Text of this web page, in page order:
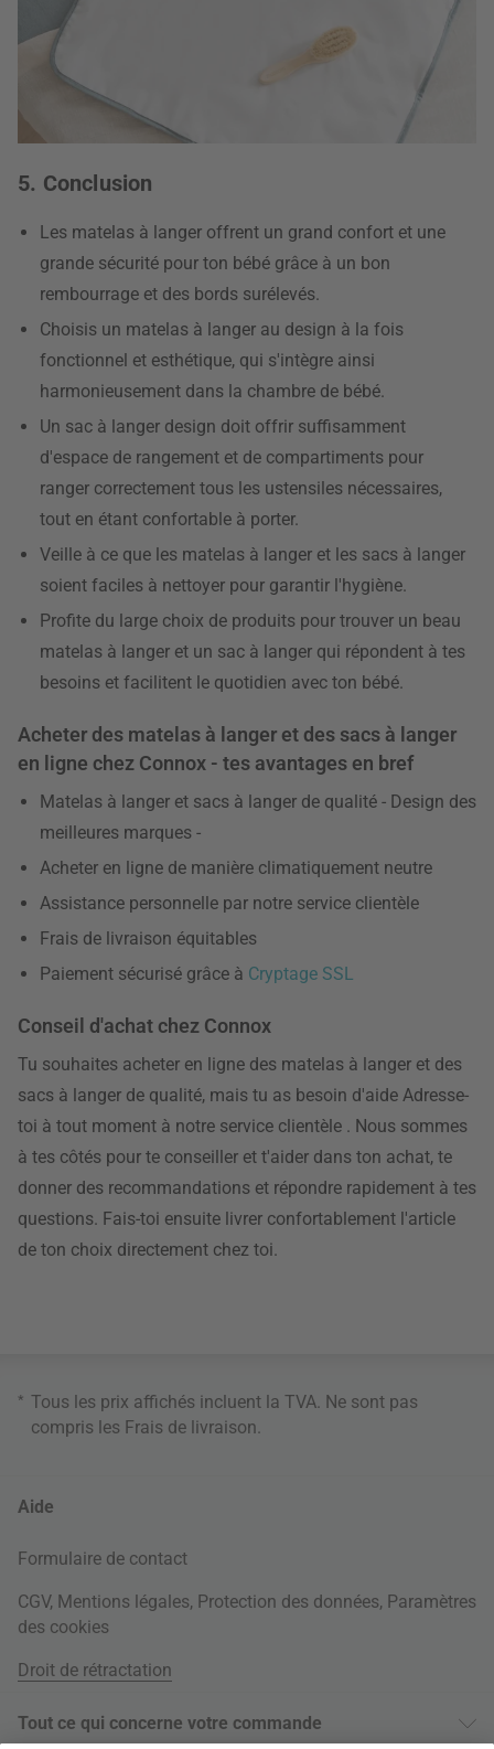
5. Conclusion
Les matelas à langer offrent un grand confort et une
grande sécurité pour ton bébé grâce à un bon
rembourrage et des bords surélevés.
Choisis un matelas à langer au design à la fois
fonctionnel et esthétique, qui s'intègre ainsi
harmonieusement dans la chambre de bébé.
Un sac à langer design doit offrir suffisamment
d'espace de rangement et de compartiments pour
ranger correctement tous les ustensiles nécessaires,
tout en étant confortable à porter.
Veille à ce que les matelas à langer et les sacs à langer
soient faciles à nettoyer pour garantir l'hygiène.
Profite du large choix de produits pour trouver un beau
matelas à langer et un sac à langer qui répondent à tes
besoins et facilitent le quotidien avec ton bébé.
Acheter des matelas à langer et des sacs à langer
en ligne chez Connox - tes avantages en bref
Matelas à langer et sacs à langer de qualité - Design des
meilleures marques -
Acheter en ligne de manière climatiquement neutre
Assistance personnelle par notre service clientèle
Frais de livraison équitables
Paiement sécurisé grâce à Cryptage SSL
Conseil d'achat chez Connox
Tu souhaites acheter en ligne des matelas à langer et des
sacs à langer de qualité, mais tu as besoin d'aide Adresse-
toi à tout moment à notre service clientèle . Nous sommes
à tes côtés pour te conseiller et t'aider dans ton achat, te
donner des recommandations et répondre rapidement à tes
questions. Fais-toi ensuite livrer confortablement l'article
de ton choix directement chez toi.
* Tous les prix affichés incluent la TVA. Ne sont pas
compris les Frais de livraison.
Aide
Formulaire de contact
CGV, Mentions légales, Protection des données, Paramètres
des cookies
Droit de rétractation
Tout ce qui concerne votre commande